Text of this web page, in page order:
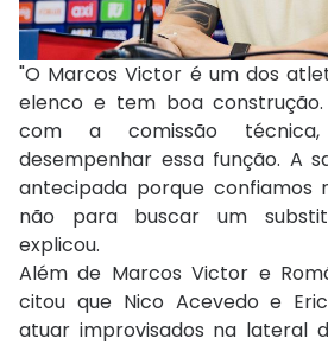
"O Marcos Victor é um dos
elenco e tem boa construção.
com a comissão
desempenhar essa função. A
antecipada porque confiamos
não para buscar um
explicou.
Além de Marcos Victor e
citou que Nico Acevedo e
atuar improvisados na lateral